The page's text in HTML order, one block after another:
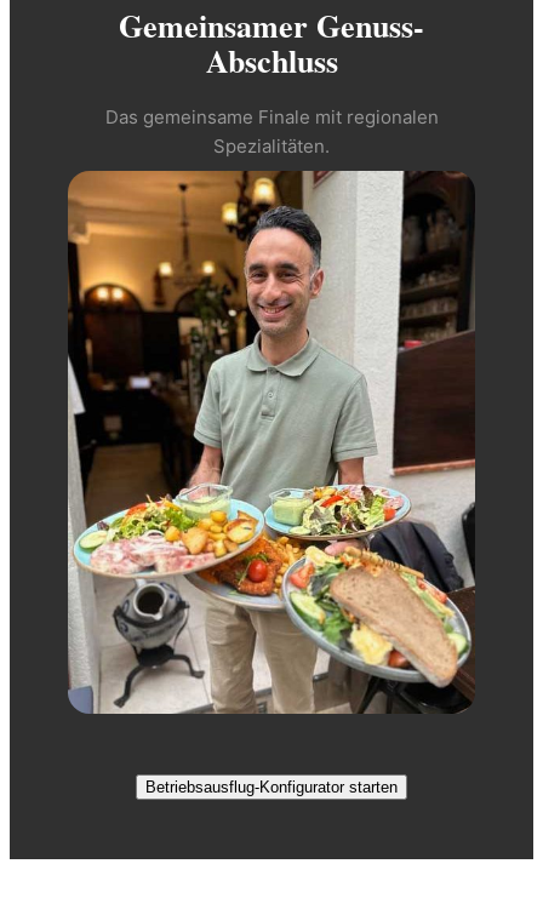
Gemeinsamer Genuss-
Abschluss
Das gemeinsame Finale mit regionalen
Spezialitäten.
Betriebsausflug-Konfigurator starten